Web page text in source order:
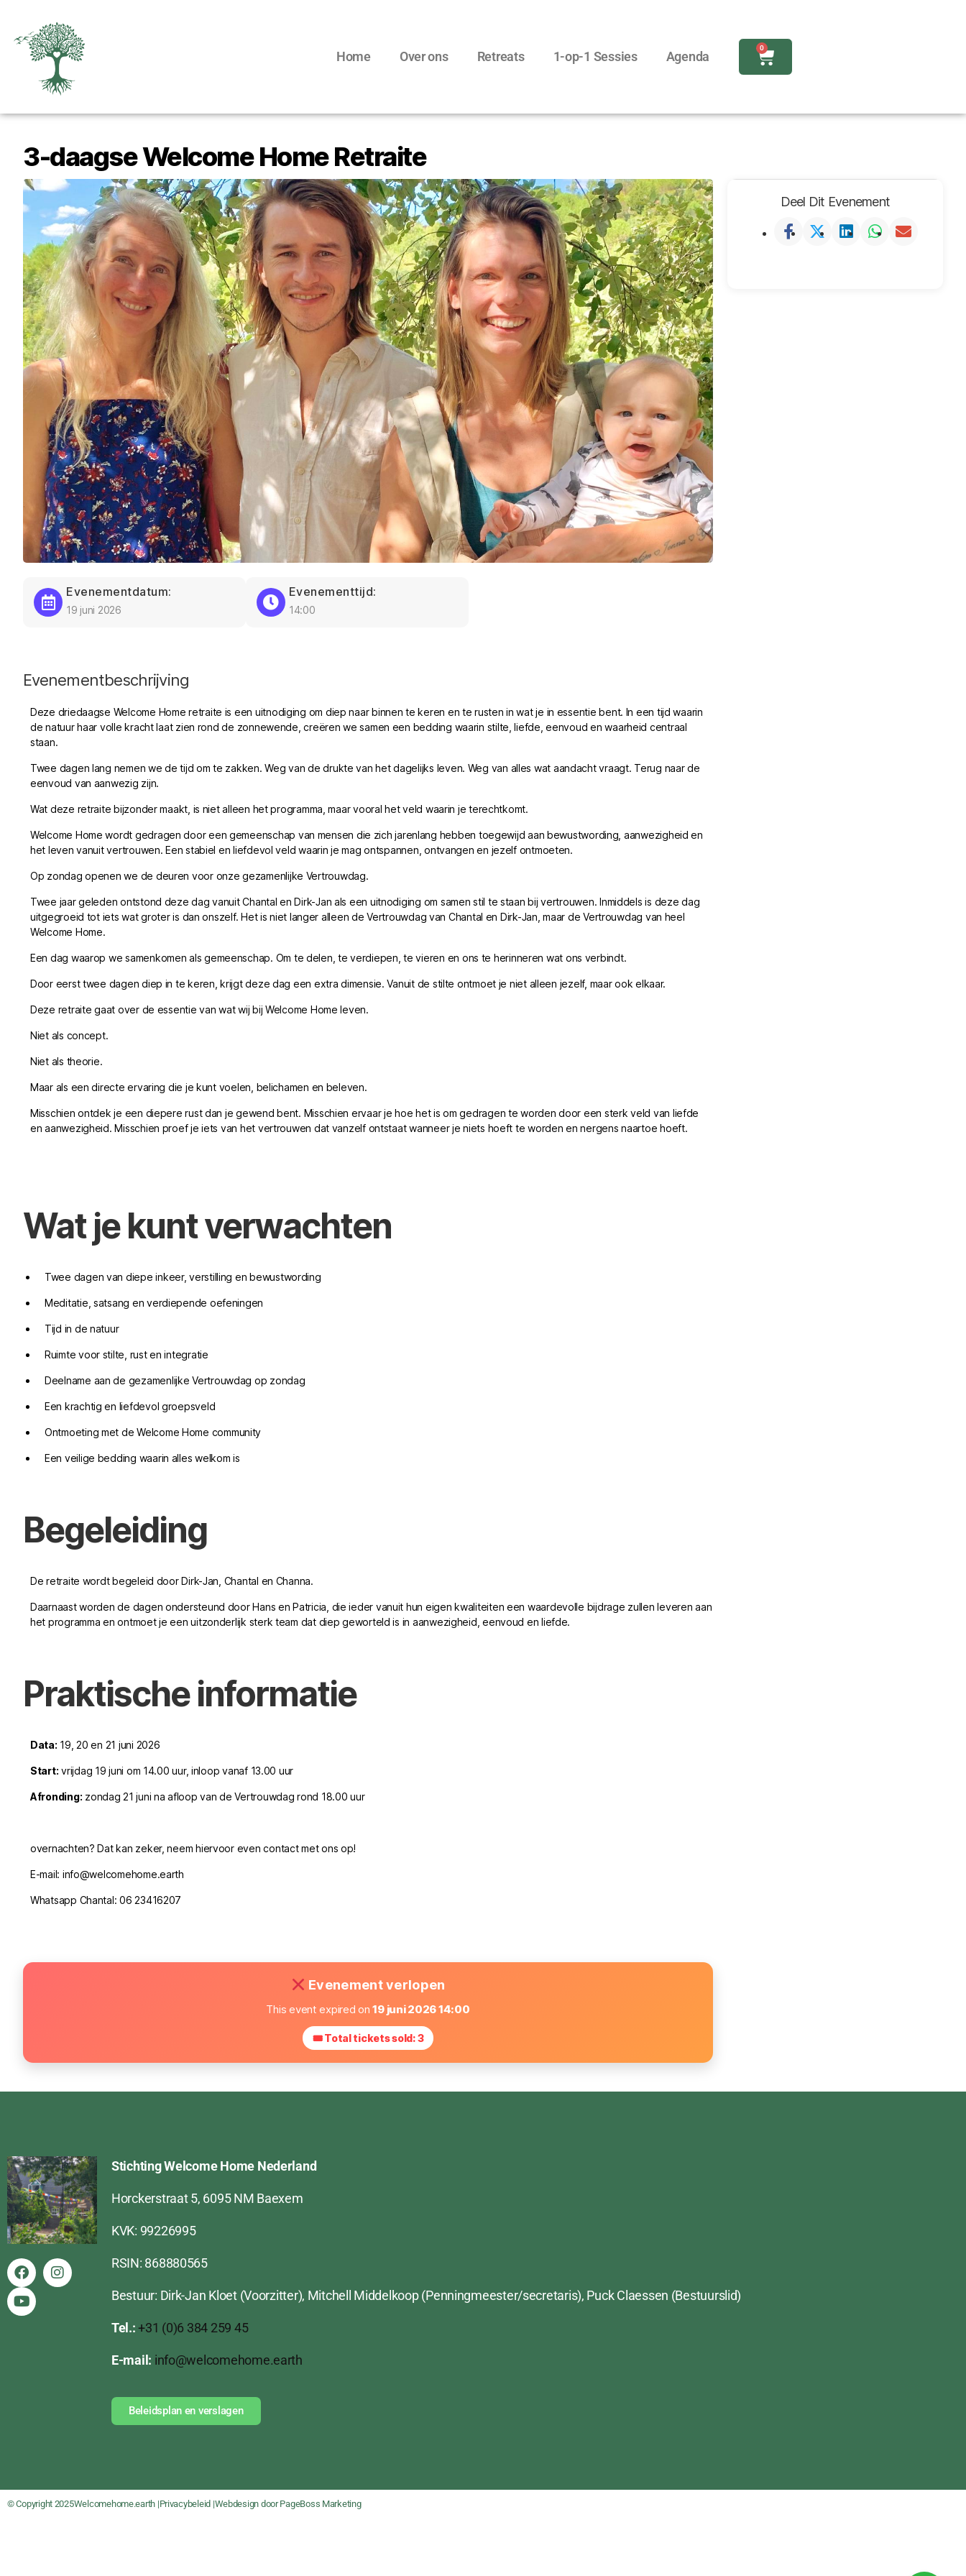
Home Over ons Retreats 1-op-1 Sessies Agenda
0
3-daagse Welcome Home Retraite
Evenementdatum:
19 juni 2026
Evenementtijd:
14:00
Evenementbeschrijving
Deze driedaagse Welcome Home retraite is een uitnodiging om diep naar binnen te keren en te rusten in wat je in essentie bent. In een tijd waarin
de natuur haar volle kracht laat zien rond de zonnewende, creëren we samen een bedding waarin stilte, liefde, eenvoud en waarheid centraal
staan.
Twee dagen lang nemen we de tijd om te zakken. Weg van de drukte van het dagelijks leven. Weg van alles wat aandacht vraagt. Terug naar de
eenvoud van aanwezig zijn.
Wat deze retraite bijzonder maakt, is niet alleen het programma, maar vooral het veld waarin je terechtkomt.
Welcome Home wordt gedragen door een gemeenschap van mensen die zich jarenlang hebben toegewijd aan bewustwording, aanwezigheid en
het leven vanuit vertrouwen. Een stabiel en liefdevol veld waarin je mag ontspannen, ontvangen en jezelf ontmoeten.
Op zondag openen we de deuren voor onze gezamenlijke Vertrouwdag.
Twee jaar geleden ontstond deze dag vanuit Chantal en Dirk-Jan als een uitnodiging om samen stil te staan bij vertrouwen. Inmiddels is deze dag
uitgegroeid tot iets wat groter is dan onszelf. Het is niet langer alleen de Vertrouwdag van Chantal en Dirk-Jan, maar de Vertrouwdag van heel
Welcome Home.
Een dag waarop we samenkomen als gemeenschap. Om te delen, te verdiepen, te vieren en ons te herinneren wat ons verbindt.
Door eerst twee dagen diep in te keren, krijgt deze dag een extra dimensie. Vanuit de stilte ontmoet je niet alleen jezelf, maar ook elkaar.
Deze retraite gaat over de essentie van wat wij bij Welcome Home leven.
Niet als concept.
Niet als theorie.
Maar als een directe ervaring die je kunt voelen, belichamen en beleven.
Misschien ontdek je een diepere rust dan je gewend bent. Misschien ervaar je hoe het is om gedragen te worden door een sterk veld van liefde
en aanwezigheid. Misschien proef je iets van het vertrouwen dat vanzelf ontstaat wanneer je niets hoeft te worden en nergens naartoe hoeft.
Wat je kunt verwachten
Twee dagen van diepe inkeer, verstilling en bewustwording
Meditatie, satsang en verdiepende oefeningen
Tijd in de natuur
Ruimte voor stilte, rust en integratie
Deelname aan de gezamenlijke Vertrouwdag op zondag
Een krachtig en liefdevol groepsveld
Ontmoeting met de Welcome Home community
Een veilige bedding waarin alles welkom is
Begeleiding
De retraite wordt begeleid door Dirk-Jan, Chantal en Channa.
Daarnaast worden de dagen ondersteund door Hans en Patricia, die ieder vanuit hun eigen kwaliteiten een waardevolle bijdrage zullen leveren aan
het programma en ontmoet je een uitzonderlijk sterk team dat diep geworteld is in aanwezigheid, eenvoud en liefde.
Praktische informatie
Data: 19, 20 en 21 juni 2026
Start: vrijdag 19 juni om 14.00 uur, inloop vanaf 13.00 uur
Afronding: zondag 21 juni na afloop van de Vertrouwdag rond 18.00 uur
overnachten? Dat kan zeker, neem hiervoor even contact met ons op!
E-mail: info@welcomehome.earth
Whatsapp Chantal: 06 23416207
Evenement verlopen
This event expired on19 juni 2026 14:00
🎟 Total tickets sold: 3
Deel Dit Evenement
Stichting Welcome Home Nederland
Horckerstraat 5, 6095 NM Baexem
KVK: 99226995
RSIN: 868880565
Bestuur: Dirk-Jan Kloet (Voorzitter), Mitchell Middelkoop (Penningmeester/secretaris), Puck Claessen (Bestuurslid)
Tel.: +31 (0)6 384 259 45
E-mail: info@welcomehome.earth
Beleidsplan en verslagen
© Copyright 2025Welcomehome.earth |Privacybeleid |Webdesign door PageBoss Marketing